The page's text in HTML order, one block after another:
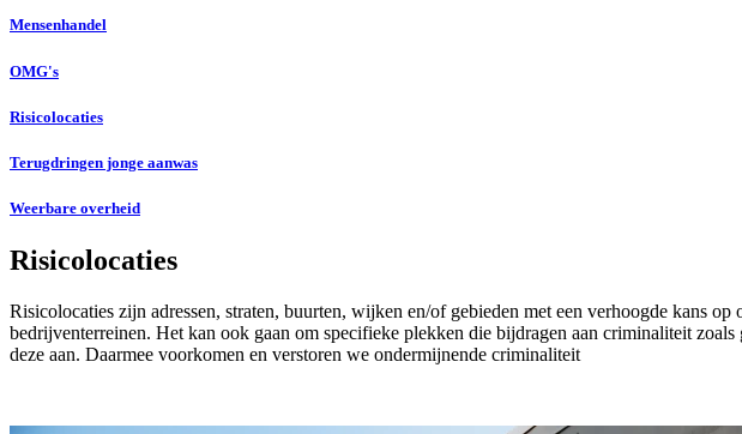
Mensenhandel
OMG's
Risicolocaties
Terugdringen jonge aanwas
Weerbare overheid
Risicolocaties
Risicolocaties zijn adressen, straten, buurten, wijken en/of gebieden met een verhoogde kans
bedrijventerreinen. Het kan ook gaan om specifieke plekken die bijdragen aan criminaliteit
deze aan. Daarmee voorkomen en verstoren we ondermijnende criminaliteit